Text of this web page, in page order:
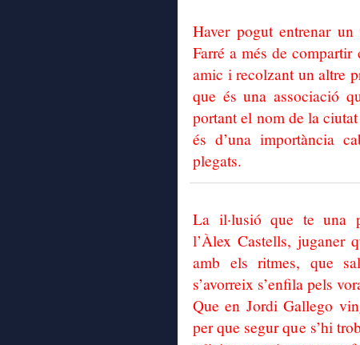
Haver pogut entrenar
Farré a més de
amic i recolzant un altre
que és una associació
portant el nom de la
és d’una importància
plegats.
La il·lusió que te una
l’Àlex Castells, juganer
amb els ritmes, que
s’avorreix s’enfila pels
Que en Jordi Gallego
per que segur que s’hi